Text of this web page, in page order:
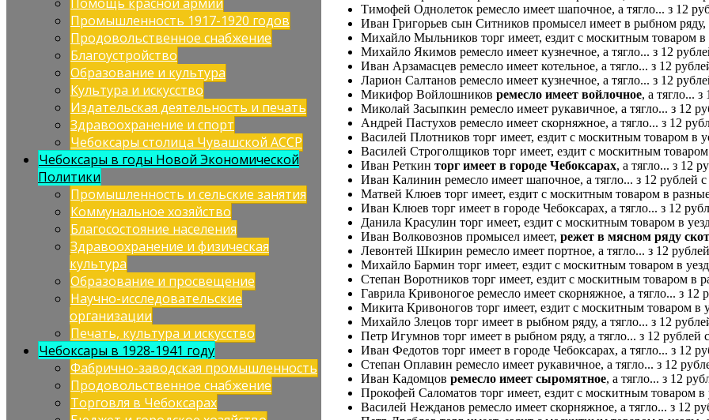
Промышленность 1917-1920 годов
Продовольственное снабжение
Благоустройство
Образование и культура
Культура и искусство
Издательская деятельность и печать
Здравоохранение и спорт
Чебоксары столица Чувашской АССР
Чебоксары в годы Новой Экономической
Политики
Промышленность и сельские занятия
Коммунальное хозяйство
Благосостояние населения
Здравоохранение и физическая
культура
Образование и просвещение
Научно-исследовательские
организации
Печать, культура и искусство
Чебоксары в 1928-1941 году
Фабрично-заводская промышленность
Продовольственное снабжение
Торговля в Чебоксарах
Тимофей Однолеток ремесло имеет шапочное, а тягло... з 12
Иван Григорьев сын Ситников промысел имеет в рыбном ряду,
Михайло Мыльников торг имеет, ездит с москитным товаром в
Михайло Якимов ремесло имеет кузнечное, а тягло... з 12
Иван Арзамасцев ремесло имеет котельное, а тягло... з 12
Ларион Салтанов ремесло имеет кузнечное, а тягло... з 12
Микифор Войлошниковремесло имеет войлочное, а тягло...
Миколай Засыпкин ремесло имеет рукавичное, а тягло... з 12
Андрей Пастухов ремесло имеет скорняжное, а тягло... з 12
Василей Плотников торг имеет, ездит с москитным товаром в
Василей Строголщиков торг имеет, ездит с москитным
Иван Реткинторг имеет в городе Чебоксарах, а тягло... з 12
Иван Калинин ремесло имеет шапочное, а тягло... з 12 рублей
Матвей Клюев торг имеет, ездит с москитным товаром в
Иван Клюев торг имеет в городе Чебоксарах, а тягло... з 12
Данила Красулин торг имеет, ездит с москитным товаром в
Иван Волковознов промысел имеет,режет в мясном ряду
Левонтей Шкирин ремесло имеет портное, а тягло... з 12
Михайло Бармин торг имеет, ездит с москитным товаром в
Степан Воротников торг имеет, ездит с москитным товаром в
Гаврила Кривоногое ремесло имеет скорняжное, а тягло... з 12
Микита Кривоногов торг имеет, ездит с москитным товаром в
Михайло Злецов торг имеет в рыбном ряду, а тягло... з 12
Петр Игумнов торг имеет в рыбном ряду, а тягло... з 12 рублей
Иван Федотов торг имеет в городе Чебоксарах, а тягло... з 12
Степан Оплавин ремесло имеет рукавичное, а тягло... з 12
Иван Кадомцовремесло имеет сыромятное, а тягло... з 12
Прокофей Саломатов торг имеет, ездит с москитным товаром в
Василей Нежданов ремесло имеет скорняжное, а тягло... з 12